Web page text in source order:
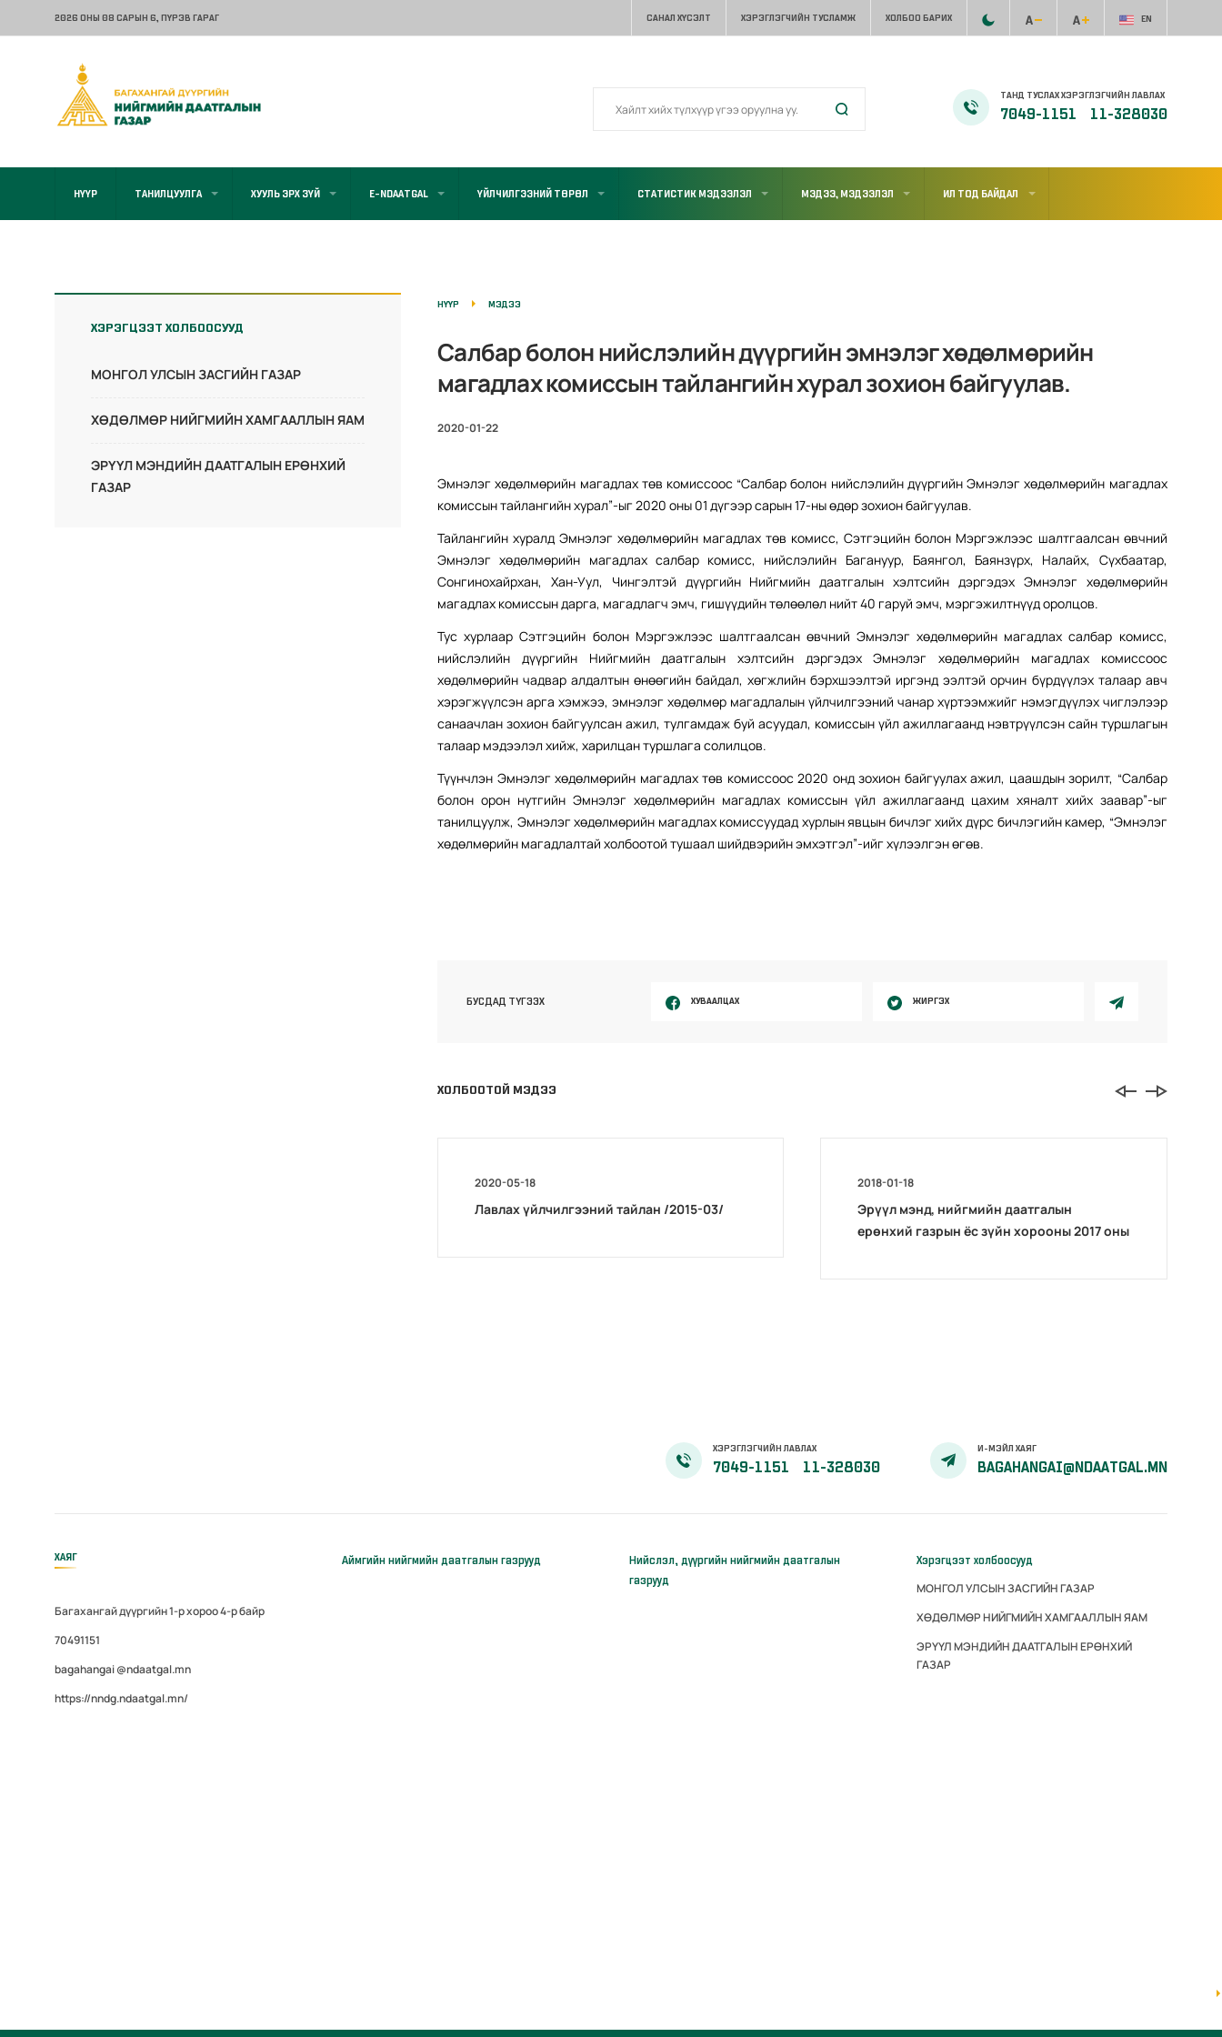
2026 ОНЫ 08 САРЫН 6, ПҮРЭВ ГАРАГ САНАЛ ХҮСЭЛТ ХЭРЭГЛЭГЧИЙН ТУСЛАМЖ ХОЛБОО БАРИХ EN
ТАНД ТУСЛАХ ХЭРЭГЛЭГЧИЙН ЛАВЛАХ
7049-1151 11-328030
НҮҮР ТАНИЛЦУУЛГА ХУУЛЬ ЭРХ ЗҮЙ E-NDAATGAL ҮЙЛЧИЛГЭЭНИЙ ТӨРӨЛ СТАТИСТИК МЭДЭЭЛЭЛ МЭДЭЭ, МЭДЭЭЛЭЛ ИЛ ТОД БАЙДАЛ
ХЭРЭГЦЭЭТ ХОЛБООСУУД
МОНГОЛ УЛСЫН ЗАСГИЙН ГАЗАР
ХӨДӨЛМӨР НИЙГМИЙН ХАМГААЛЛЫН ЯАМ
ЭРҮҮЛ МЭНДИЙН ДААТГАЛЫН ЕРӨНХИЙ
ГАЗАР
НҮҮР МЭДЭЭ
Салбар болон нийслэлийн дүүргийн эмнэлэг хөдөлмөрийн
магадлах комиссын тайлангийн хурал зохион байгуулав.
2020-01-22
Эмнэлэг хөдөлмөрийн магадлах төв комиссоос “Салбар болон нийслэлийн дүүргийн Эмнэлэг хөдөлмөрийн магадлах
комиссын тайлангийн хурал”-ыг 2020 оны 01 дүгээр сарын 17-ны өдөр зохион байгуулав.
Тайлангийн хуралд Эмнэлэг хөдөлмөрийн магадлах төв комисс, Сэтгэцийн болон Мэргэжлээс шалтгаалсан өвчний
Эмнэлэг хөдөлмөрийн магадлах салбар комисс, нийслэлийн Багануур, Баянгол, Баянзүрх, Налайх, Сүхбаатар,
Сонгинохайрхан, Хан-Уул, Чингэлтэй дүүргийн Нийгмийн даатгалын хэлтсийн дэргэдэх Эмнэлэг хөдөлмөрийн
магадлах комиссын дарга, магадлагч эмч, гишүүдийн төлөөлөл нийт 40 гаруй эмч, мэргэжилтнүүд оролцов.
Тус хурлаар Сэтгэцийн болон Мэргэжлээс шалтгаалсан өвчний Эмнэлэг хөдөлмөрийн магадлах салбар комисс,
нийслэлийн дүүргийн Нийгмийн даатгалын хэлтсийн дэргэдэх Эмнэлэг хөдөлмөрийн магадлах комиссоос
хөдөлмөрийн чадвар алдалтын өнөөгийн байдал, хөгжлийн бэрхшээлтэй иргэнд ээлтэй орчин бүрдүүлэх талаар авч
хэрэгжүүлсэн арга хэмжээ, эмнэлэг хөдөлмөр магадлалын үйлчилгээний чанар хүртээмжийг нэмэгдүүлэх чиглэлээр
санаачлан зохион байгуулсан ажил, тулгамдаж буй асуудал, комиссын үйл ажиллагаанд нэвтрүүлсэн сайн туршлагын
талаар мэдээлэл хийж, харилцан туршлага солилцов.
Түүнчлэн Эмнэлэг хөдөлмөрийн магадлах төв комиссоос 2020 онд зохион байгуулах ажил, цаашдын зорилт, “Салбар
болон орон нутгийн Эмнэлэг хөдөлмөрийн магадлах комиссын үйл ажиллагаанд цахим хяналт хийх заавар”-ыг
танилцуулж, Эмнэлэг хөдөлмөрийн магадлах комиссуудад хурлын явцын бичлэг хийх дүрс бичлэгийн камер, “Эмнэлэг
хөдөлмөрийн магадлалтай холбоотой тушаал шийдвэрийн эмхэтгэл”-ийг хүлээлгэн өгөв.
БУСДАД ТҮГЭЭХ ХУВААЛЦАХ ЖИРГЭХ
ХОЛБООТОЙ МЭДЭЭ
2020-05-18
Лавлах үйлчилгээний тайлан /2015-03/
2018-01-18
Эрүүл мэнд, нийгмийн даатгалын
ерөнхий газрын ёс зүйн хорооны 2017 оны
ХЭРЭГЛЭГЧИЙН ЛАВЛАХ
7049-1151 11-328030
И-МЭЙЛ ХАЯГ
BAGAHANGAI@NDAATGAL.MN
ХАЯГ
Багахангай дүүргийн 1-р хороо 4-р байр
70491151
bagahangai @ndaatgal.mn
https://nndg.ndaatgal.mn/
Аймгийн нийгмийн даатгалын газрууд
Нийслэл, дүүргийн нийгмийн даатгалын
газрууд
Хэрэгцээт холбоосууд
МОНГОЛ УЛСЫН ЗАСГИЙН ГАЗАР
ХӨДӨЛМӨР НИЙГМИЙН ХАМГААЛЛЫН ЯАМ
ЭРҮҮЛ МЭНДИЙН ДААТГАЛЫН ЕРӨНХИЙ
ГАЗАР